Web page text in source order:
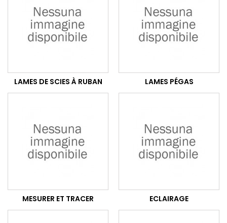
LAMES DE SCIES À RUBAN LAMES PÉGAS
MESURER ET TRACER ECLAIRAGE